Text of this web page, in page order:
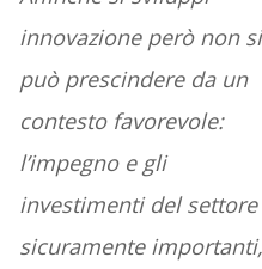
innovazione però non si
può prescindere da un
contesto favorevole:
l’impegno e gli
investimenti del
sicuramente